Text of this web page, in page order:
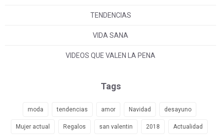
TENDENCIAS
VIDA SANA
VIDEOS QUE VALEN LA PENA
Tags
moda tendencias amor Navidad desayuno
Mujer actual Regalos san valentin 2018 Actualidad